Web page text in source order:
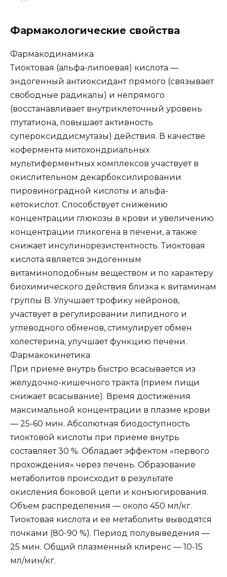
Фармакологические свойства
Фармакодинамика
Тиоктовая (альфа-липоевая) кислота —
эндогенный антиоксидант прямого (связывает
свободные радикалы) и непрямого
(восстанавливает внутриклеточный уровень
глутатиона, повышает активность
супероксиддисмутазы) действия. В качестве
кофермента митохондриальных
мультиферментных комплексов участвует в
окислительном декарбоксилировании
пировиноградной кислоты и альфа-
кетокислот. Способствует снижению
концентрации глюкозы в крови и увеличению
концентрации гликогена в печени, а также
снижает инсулинорезистентность. Тиоктовая
кислота является эндогенным
витаминоподобным веществом и по характеру
биохимического действия близка к витаминам
группы B. Улучшает трофику нейронов,
участвует в регулировании липидного и
углеводного обменов, стимулирует обмен
холестерина, улучшает функцию печени.
Фармакокинетика
При приеме внутрь быстро всасывается из
желудочно-кишечного тракта (прием пищи
снижает всасывание). Время достижения
максимальной концентрации в плазме крови
— 25-60 мин. Абсолютная биодоступность
тиоктовой кислоты при приеме внутрь
составляет 30 %. Обладает эффектом «первого
прохождения» через печень. Образование
метаболитов происходит в результате
окисления боковой цепи и конъюгирования.
Объем распределения — около 450 мл/кг.
Тиоктовая кислота и ее метаболиты выводятся
почками (80-90 %). Период полувыведения —
25 мин. Общий плазменный клиренс — 10-15
мл/мин/кг.